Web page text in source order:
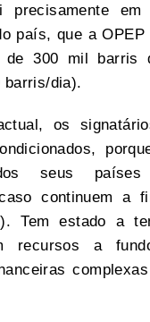
precisamente
país, que a
de 300 mil barris
barris/dia).
os
seus
continuem a
Tem estado a
recursos a